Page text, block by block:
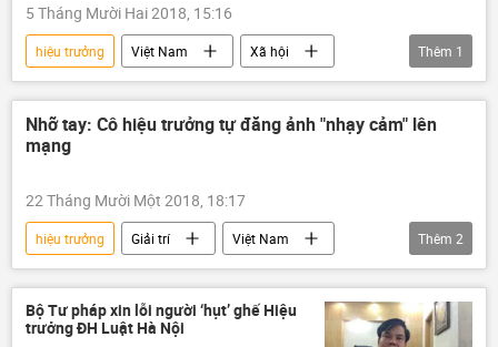
5 Tháng Mười Hai 2018, 15:16
hiệu trưởng Việt Nam
Xã hội
Quảng Bình
Thêm 1
Nhỡ tay: Сô hiệu trưởng tự đăng ảnh "nhạy cảm" lên
mạng
22 Tháng Mười Một 2018, 18:17
hiệu trưởng Giải trí
Việt Nam
Xã hội
ảnh nóng
Thêm 2
Bộ Tư pháp xin lỗi người ‘hụt’ ghế Hiệu
trưởng ĐH Luật Hà Nội